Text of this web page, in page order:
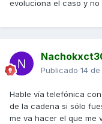
evoluciona el caso y
Publicado 14
Hable vía telefónica
de la cadena si sólo
me va hacer el que me